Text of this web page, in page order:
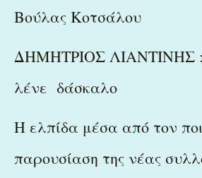
Βούλας Κοτσάλου
ΔΗΜΗΤΡΙΟΣ ΛΙΑΝΤΙΝΗΣ :
λένε δάσκαλο
Η ελπίδα μέσα από τον
παρουσίαση της νέας